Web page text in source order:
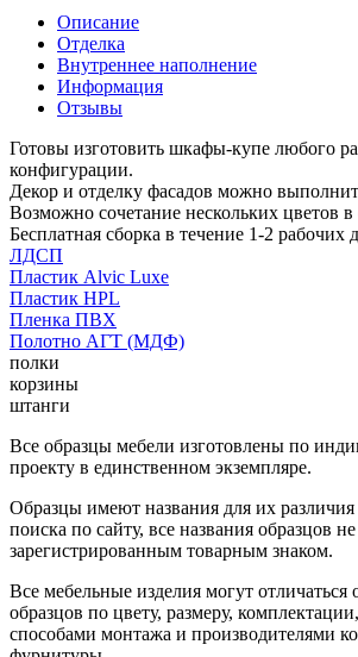
Описание
Отделка
Внутреннее наполнение
Информация
Отзывы
Готовы изготовить шкафы-купе любого
конфигурации.
Декор и отделку фасадов можно
Возможно сочетание нескольких цветов
Бесплатная сборка в течение 1-2 рабочих
ЛДСП
Пластик Alvic Luxe
Пластик HPL
Пленка ПВХ
Полотно АГТ (МДФ)
полки
корзины
штанги
Все образцы мебели изготовлены по
проекту в единственном экземпляре.
Образцы имеют названия для их
поиска по сайту, все названия образцов
зарегистрированным товарным знаком.
Все мебельные изделия могут отличаться
образцов по цвету, размеру,
способами монтажа и производителями